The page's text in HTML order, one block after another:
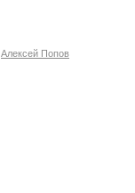
Алексей Попов